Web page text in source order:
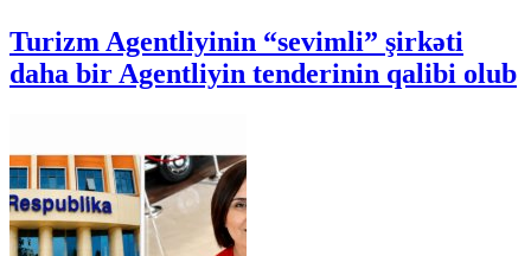
Turizm Agentliyinin “sevimli” şirkəti
daha bir Agentliyin tenderinin qalibi olub